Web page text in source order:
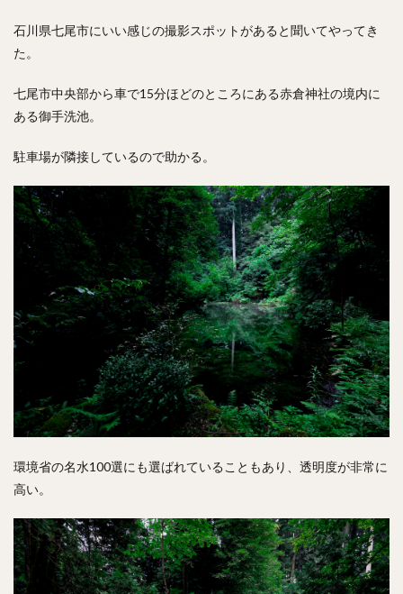
石川県七尾市にいい感じの撮影スポットがあると聞いてやってき
た。
七尾市中央部から車で15分ほどのところにある赤倉神社の境内に
ある御手洗池。
駐車場が隣接しているので助かる。
環境省の名水100選にも選ばれていることもあり、透明度が非常に
高い。